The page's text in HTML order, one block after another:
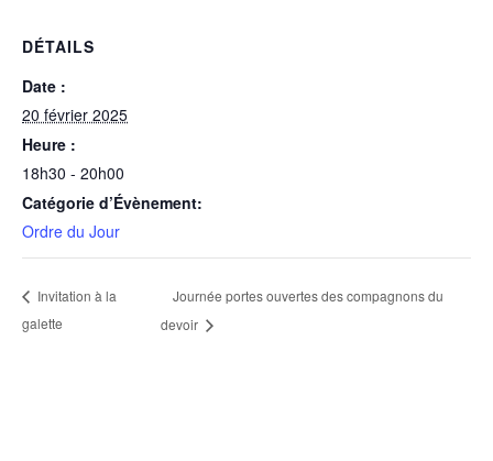
DÉTAILS
Date :
20 février 2025
Heure :
18h30 - 20h00
Catégorie d’Évènement:
Ordre du Jour
Invitation à la
galette
Journée portes ouvertes des compagnons du
devoir